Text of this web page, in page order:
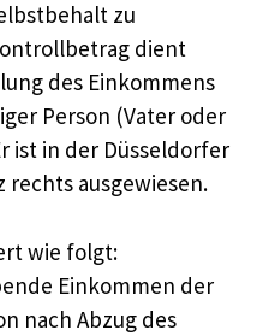
zu
dient
des Einkommens
Person (Vater oder
ist in der Düsseldorfer
rechts ausgewiesen.
wie folgt:
Einkommen der
nach Abzug des